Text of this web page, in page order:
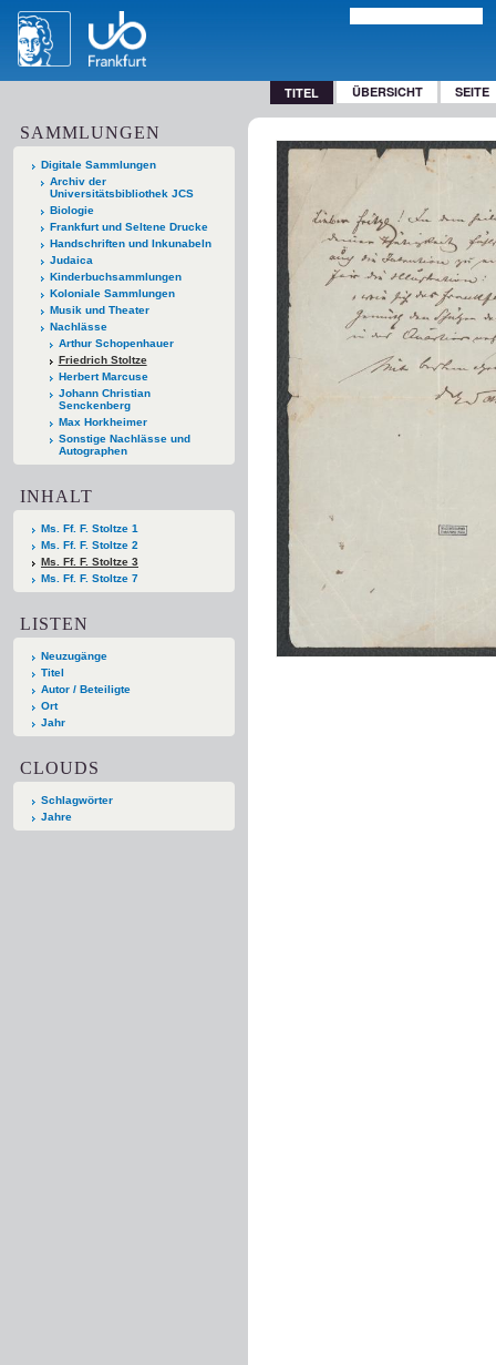
TITEL ÜBERSICHT SEITE
SAMMLUNGEN
Digitale Sammlungen
Archiv der
Universitätsbibliothek JCS
Biologie
Frankfurt und Seltene Drucke
Handschriften und Inkunabeln
Judaica
Kinderbuchsammlungen
Koloniale Sammlungen
Musik und Theater
Nachlässe
Arthur Schopenhauer
Friedrich Stoltze
Herbert Marcuse
Johann Christian
Senckenberg
Max Horkheimer
Sonstige Nachlässe und
Autographen
INHALT
Ms. Ff. F. Stoltze 1
Ms. Ff. F. Stoltze 2
Ms. Ff. F. Stoltze 3
Ms. Ff. F. Stoltze 7
LISTEN
Neuzugänge
Titel
Autor / Beteiligte
Ort
Jahr
CLOUDS
Schlagwörter
Jahre